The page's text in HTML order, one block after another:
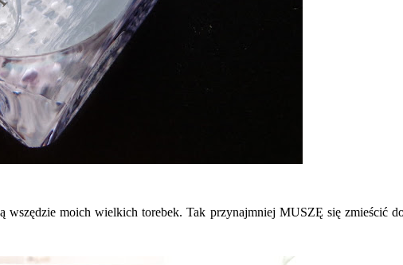
wszędzie moich wielkich torebek. Tak przynajmniej MUSZĘ się zmieścić